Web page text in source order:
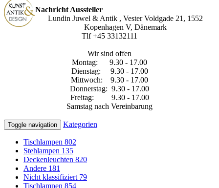
Nachricht Aussteller
Lundin Juwel & Antik , Vester Voldgade 21, 1552
Kopenhagen V, Dänemark
Tlf +45 33132111
Wir sind offen
Montag: 9.30 - 17.00
Dienstag: 9.30 - 17.00
Mittwoch: 9.30 - 17.00
Donnerstag: 9.30 - 17.00
Freitag: 9.30 - 17.00
Samstag nach Vereinbarung
Toggle navigation Kategorien
Tischlampen 802
Stehlampen 135
Deckenleuchten 820
Andere 181
Nicht klassifiziert 79
Tischlampen 854